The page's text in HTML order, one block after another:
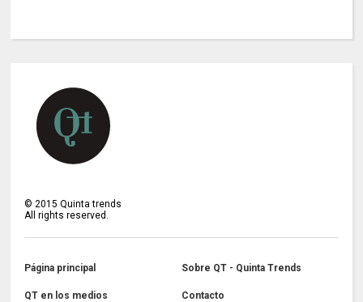
© 2015 Quinta trends
All rights reserved.
Página principal Sobre QT - Quinta Trends
QT en los medios Contacto